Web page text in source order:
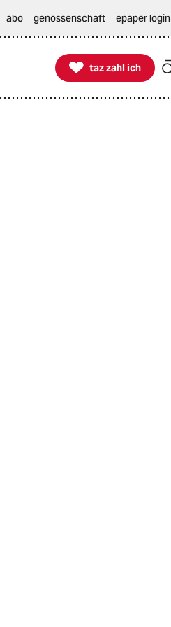
abo genossenschaft epaper login

taz zahl ich
taz zahl ich